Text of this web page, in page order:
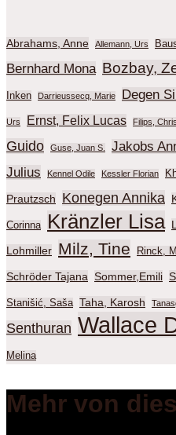
Abrahams, Anne Allemann, Urs
Bernhard Mona Bozbay,
Inken Darrieussecq, Marie Degen
Urs Ernst, Felix Lucas Filips,
Guido
Guse, Juan S. Jakobs
Julius
Kennel Odile Kessler Florian
Prautzsch Konegen Annika
Corinna Kränzler Lisa
Lohmiller Milz, Tine Rinck,
Schröder Tajana Sommer,Emili
Stanišić, Saša Taha, Karosh
Senthuran Wallace
Melina
Mehr von